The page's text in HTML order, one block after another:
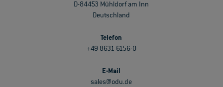
D-84453 Mühldorf am Inn
Deutschland
Telefon
+49 8631 6156-0
E-Mail
sales@odu.de